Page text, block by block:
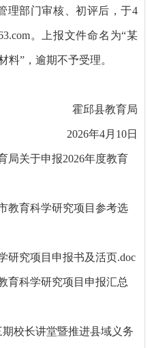
理部门审核、初评后，于4
。上报文件命名为“某
料”，逾期不予受理。
霍邱县教育局
2026年4月10日
局关于申报2026年度教育
教育科学研究项目参考选
研究项目申报书及活页.doc
育科学研究项目申报汇总
校长讲堂暨推进县域义务